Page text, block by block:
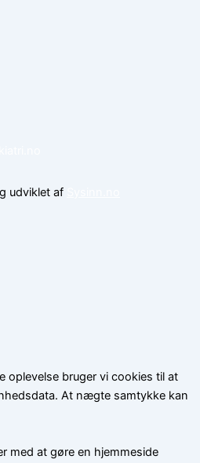
udviklet af
oplevelse bruger vi cookies til at
At nægte samtykke kan
med at gøre en hjemmeside